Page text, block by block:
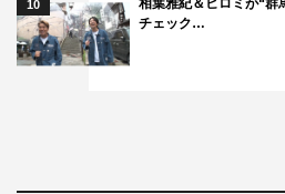
10
チェック…